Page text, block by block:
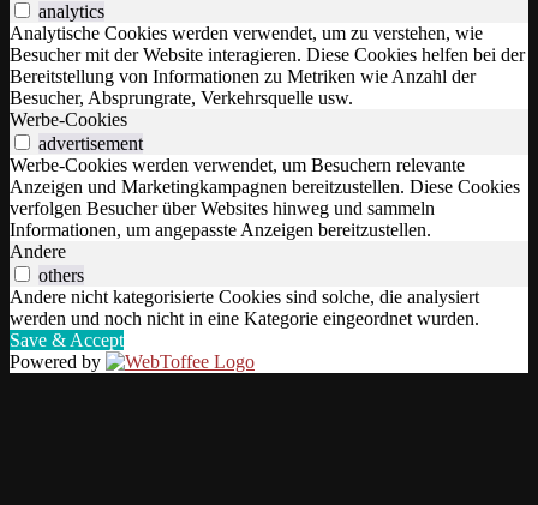
analytics
Analytische Cookies werden verwendet, um zu verstehen, wie
Besucher mit der Website interagieren. Diese Cookies helfen bei der
Bereitstellung von Informationen zu Metriken wie Anzahl der
Besucher, Absprungrate, Verkehrsquelle usw.
Werbe-Cookies
advertisement
Werbe-Cookies werden verwendet, um Besuchern relevante
Anzeigen und Marketingkampagnen bereitzustellen. Diese Cookies
verfolgen Besucher über Websites hinweg und sammeln
Informationen, um angepasste Anzeigen bereitzustellen.
Andere
others
Andere nicht kategorisierte Cookies sind solche, die analysiert
werden und noch nicht in eine Kategorie eingeordnet wurden.
Save & Accept
Powered by